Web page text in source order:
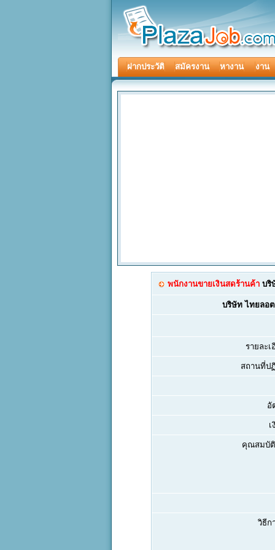
ฝากประวัติ สมัครงาน หางาน งาน
พนักงานขายเงินสดร้านค้า บริ
บริษัท ไทยลอ
รายละ
สถานที่ป
อั
คุณสมบั
วิธีก